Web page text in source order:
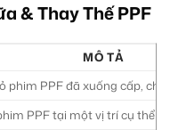
& Thay Thế PPF
MÔ TẢ
phim PPF đã xuống cấp,
PPF tại một vị trí cụ thể